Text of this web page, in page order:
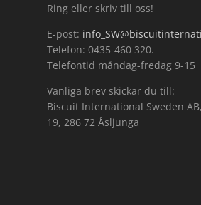
Ring eller skriv till oss!
E-post:
Telefon: 0435-460 320.
Telefontid måndag-fredag 9-15
Vanliga brev skickar du till:
Biscuit International Sweden
19, 286 72 Åsljunga